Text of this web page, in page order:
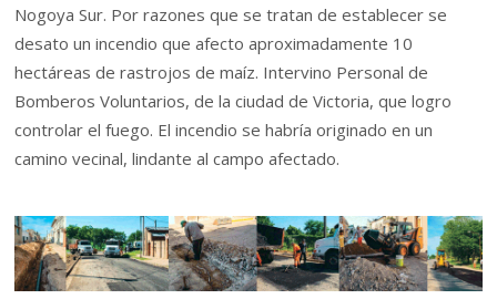
Nogoya Sur. Por razones que se tratan de establecer se
desato un incendio que afecto aproximadamente 10
hectáreas de rastrojos de maíz. Intervino Personal de
Bomberos Voluntarios, de la ciudad de Victoria, que logro
controlar el fuego. El incendio se habría originado en un
camino vecinal, lindante al campo afectado.